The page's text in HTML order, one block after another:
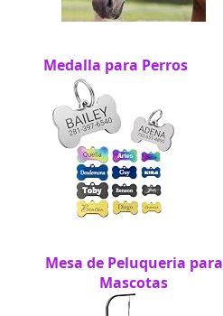
Medalla para Perros
Mesa de Peluqueria para
Mascotas